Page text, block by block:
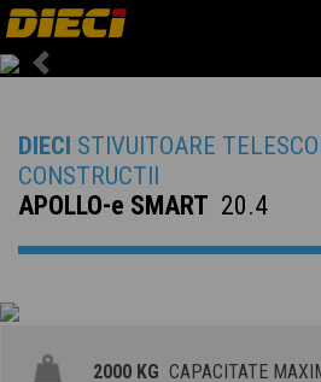
Previous
DIECI STIVUITOARE
CONSTRUCTII
APOLLO-e SMART 20.4
2000 KG CAPACITATE